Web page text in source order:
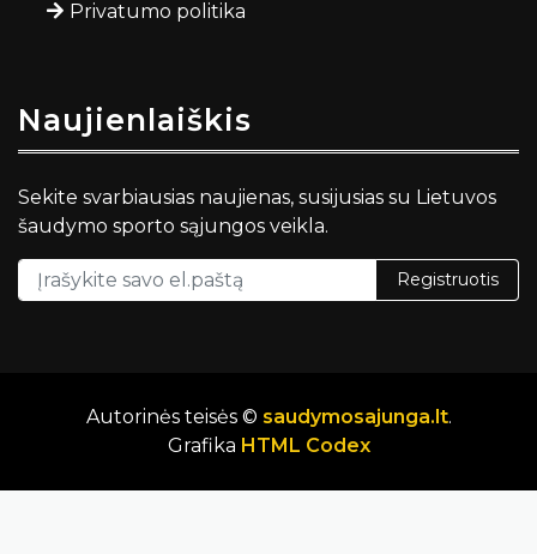
Privatumo politika
Naujienlaiškis
Sekite svarbiausias naujienas, susijusias su Lietuvos
šaudymo sporto sąjungos veikla.
Registruotis
Autorinės teisės © saudymosajunga.lt.
Grafika HTML Codex